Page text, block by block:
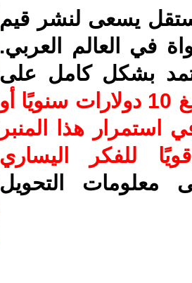
يسعى لنشر قيم
في العالم العربي.
بشكل كامل على
ساهم/ي معنا! بدعمكم بمبلغ 10 دولارات سنويًا أو
استمرار هذا المنبر
للفكر اليساري
معلومات التحويل